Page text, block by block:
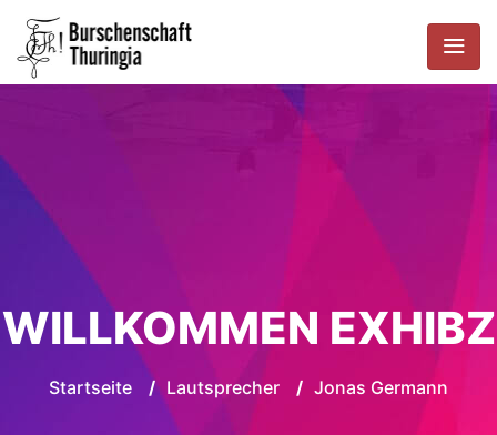
WILLKOMMEN EXHIBZ
Startseite / Lautsprecher / Jonas Germann